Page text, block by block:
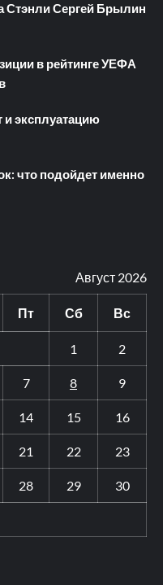
Стэнли Сергей Брылин
в рейтинге УЕФА
и эксплуатацию
что подойдет именно
Август 2026
Пт Сб Вс
1 2
7 8 9
14 15 16
21 22 23
28 29 30